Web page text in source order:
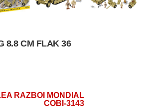
8.8 CM FLAK 36
RAZBOI MONDIAL
COBI-3143